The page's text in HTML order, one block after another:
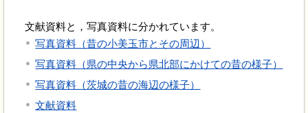
文献資料と，写真資料に分かれています。
写真資料（昔の小美玉市とその周辺）
写真資料（県の中央から県北部にかけての昔の様子）
写真資料（茨城の昔の海辺の様子）
文献資料